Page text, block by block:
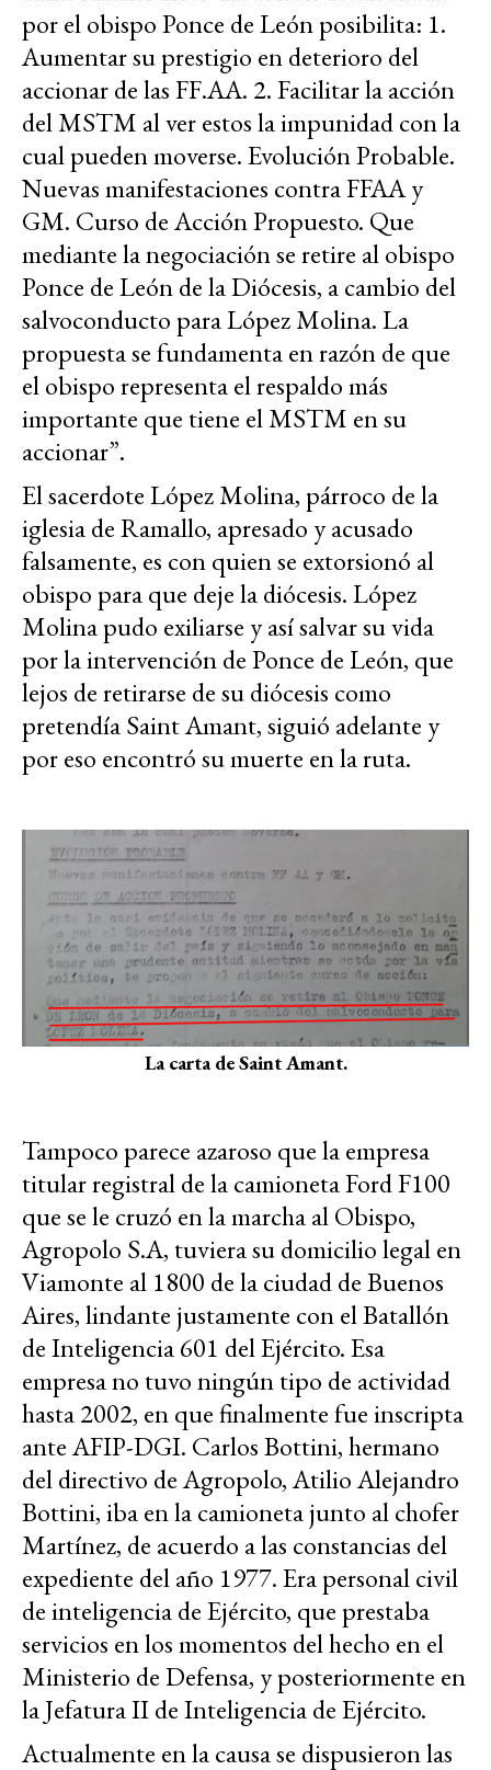
por el obispo Ponce de León posibilita: 1.
Aumentar su prestigio en deterioro del
accionar de las FF.AA. 2. Facilitar la acción
del MSTM al ver estos la impunidad con la
cual pueden moverse. Evolución Probable.
Nuevas manifestaciones contra FFAA y
GM. Curso de Acción Propuesto. Que
mediante la negociación se retire al obispo
Ponce de León de la Diócesis, a cambio del
salvoconducto para López Molina. La
propuesta se fundamenta en razón de que
el obispo representa el respaldo más
importante que tiene el MSTM en su
accionar”.
El sacerdote López Molina, párroco de la
iglesia de Ramallo, apresado y acusado
falsamente, es con quien se extorsionó al
obispo para que deje la diócesis. López
Molina pudo exiliarse y así salvar su vida
por la intervención de Ponce de León, que
lejos de retirarse de su diócesis como
pretendía Saint Amant, siguió adelante y
por eso encontró su muerte en la ruta.
La carta de Saint Amant.
Tampoco parece azaroso que la empresa
titular registral de la camioneta Ford F100
que se le cruzó en la marcha al Obispo,
Agropolo S.A, tuviera su domicilio legal en
Viamonte al 1800 de la ciudad de Buenos
Aires, lindante justamente con el Batallón
de Inteligencia 601 del Ejército. Esa
empresa no tuvo ningún tipo de actividad
hasta 2002, en que finalmente fue inscripta
ante AFIP-DGI. Carlos Bottini, hermano
del directivo de Agropolo, Atilio Alejandro
Bottini, iba en la camioneta junto al chofer
Martínez, de acuerdo a las constancias del
expediente del año 1977. Era personal civil
de inteligencia de Ejército, que prestaba
servicios en los momentos del hecho en el
Ministerio de Defensa, y posteriormente en
la Jefatura II de Inteligencia de Ejército.
Actualmente en la causa se dispusieron las